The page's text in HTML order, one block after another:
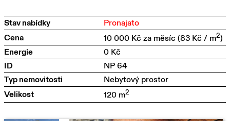
Stav nabídky
Pronajato
Cena
10 000 Kč za měsíc (83 Kč / m2)
Energie
0 Kč
ID
NP 64
Typ nemovitosti
Nebytový prostor
Velikost
120 m2